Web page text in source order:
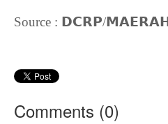
Source : 𝗗𝗖𝗥𝗣/𝗠𝗔𝗘𝗥𝗔𝗛
Comments (0)